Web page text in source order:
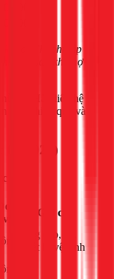
khảo. Chi phí lắp
xác sau khi thợ
nỗi lo. Hãy liên hệ
toàn, hiệu quả và
03/2026)
Đơn
vị
Ghi chú
công
Ống cấp, xả,
thiết bị vệ sinh
công